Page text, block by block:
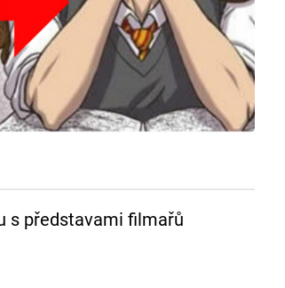
s představami filmařů